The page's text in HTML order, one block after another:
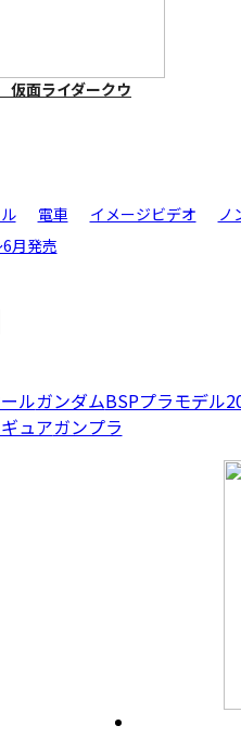
面ライダークウ
電車 イメージビデオ
ノ
月発売
ルガンダムBSPプラモデル
ュアガンプラ